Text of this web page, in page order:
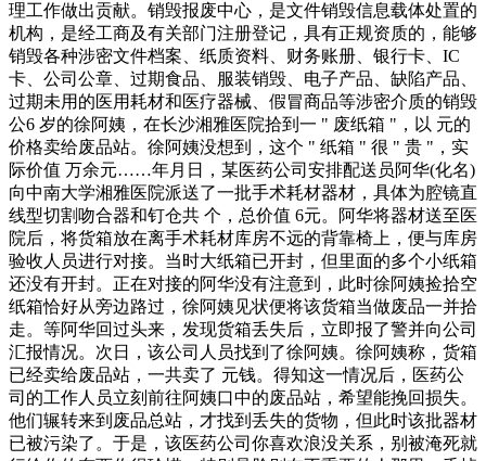
理工作做出贡献。销毁报废中心，是文件销毁信息载体处置的
机构，是经工商及有关部门注册登记，具有正规资质的，能够
销毁各种涉密文件档案、纸质资料、财务账册、银行卡、IC
卡、公司公章、过期食品、服装销毁、电子产品、缺陷产品、
过期未用的医用耗材和医疗器械、假冒商品等涉密介质的销毁
公6 岁的徐阿姨，在长沙湘雅医院拾到一 " 废纸箱 "，以 元的
价格卖给废品站。徐阿姨没想到，这个 " 纸箱 " 很 " 贵 "，实
际价值 万余元……年月日，某医药公司安排配送员阿华(化名)
向中南大学湘雅医院派送了一批手术耗材器材，具体为腔镜直
线型切割吻合器和钉仓共 个，总价值 6元。阿华将器材送至医
院后，将货箱放在离手术耗材库房不远的背靠椅上，便与库房
验收人员进行对接。当时大纸箱已开封，但里面的多个小纸箱
还没有开封。正在对接的阿华没有注意到，此时徐阿姨捡拾空
纸箱恰好从旁边路过，徐阿姨见状便将该货箱当做废品一并拾
走。等阿华回过头来，发现货箱丢失后，立即报了警并向公司
汇报情况。次日，该公司人员找到了徐阿姨。徐阿姨称，货箱
已经卖给废品站，一共卖了 元钱。得知这一情况后，医药公
司的工作人员立刻前往阿姨口中的废品站，希望能挽回损失。
他们辗转来到废品总站，才找到丢失的货物，但此时该批器材
已被污染了。于是，该医药公司你喜欢浪没关系，别被淹死就